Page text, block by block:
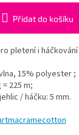
Přidat do košíku
pletení i
15% polyester ;
225 m;
/ háčku: 5 mm.